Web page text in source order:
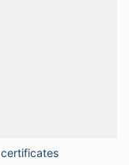
certificates